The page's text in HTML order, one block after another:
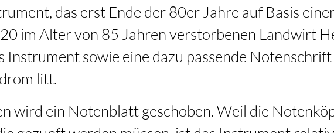
das erst Ende der 80er Jahre auf Basis
im Alter von 85 Jahren verstorbenen Landwirt
Instrument sowie eine dazu passende
litt.
wird ein Notenblatt geschoben. Weil die